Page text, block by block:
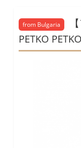
from Bulgaria
PETKO